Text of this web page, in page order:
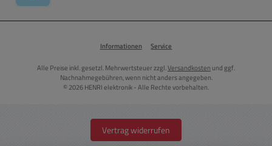
Informationen Service
Alle Preise inkl. gesetzl. Mehrwertsteuer zzgl.Versandkosten und ggf.
Nachnahmegebühren, wenn nicht anders angegeben.
© 2026 HENRI elektronik - Alle Rechte vorbehalten.
Vertrag widerrufen